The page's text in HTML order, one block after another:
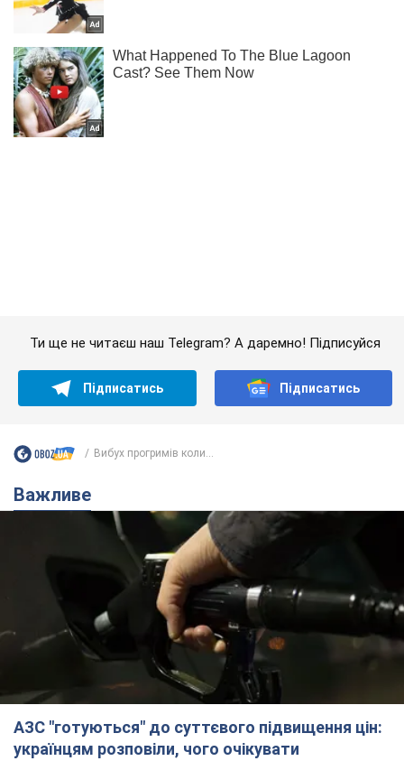
АЗС "готуються" до суттєвого підвищення цін:
українцям розповіли, чого очікувати
Як на заправках уже змінили вартість пального
10 годин тому
"Білий дім не є власністю Трампа":
суд США зупинив будівництво
бальної зали за $400 млн
Трамп вже заявив, що негайно подасть